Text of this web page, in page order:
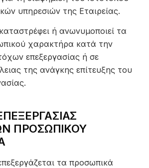
υπηρεσιών της Εταιρείας.
ή ανωνυμοποιεί τα
χαρακτήρα κατά την
επεξεργασίας ή σε
της ανάγκης επίτευξης του
ΠΡΟΣΩΠΙΚΟΥ
τα προσωπικά